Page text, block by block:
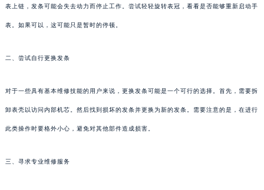
表上链，发条可能会失去动力而停止工作。尝试轻轻旋转表冠，看看是否能够重新启动手
表。如果可以，这可能只是暂时的停顿。
二、尝试自行更换发条
对于一些具有基本维修技能的用户来说，更换发条可能是一个可行的选择。首先，需要拆
卸表壳以访问内部机芯。然后找到损坏的发条并更换为新的发条。需要注意的是，在进行
此类操作时要格外小心，避免对其他部件造成损害。
三、寻求专业维修服务